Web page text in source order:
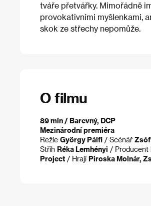
tváře přetvářky. Mimořádně
provokativními myšlenkami,
skok ze střechy nepomůže.
O filmu
89 min / Barevný, DCP
Mezinárodní premiéra
Režie György Pálfi / Scénář
Střih Réka Lemhényi / Producent
Project / Hrají Piroska Molnár,